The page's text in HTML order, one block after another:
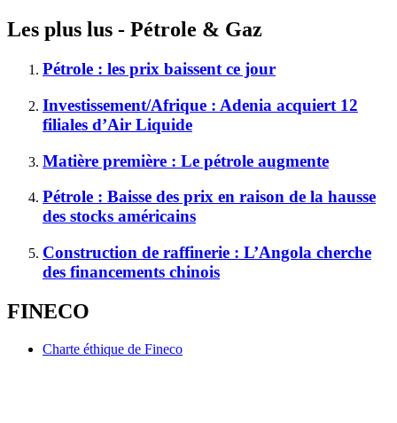
Les plus lus - Pétrole & Gaz
Pétrole : les prix baissent ce jour
Investissement/Afrique : Adenia acquiert 12
filiales d’Air Liquide
Matière première : Le pétrole augmente
Pétrole : Baisse des prix en raison de la hausse
des stocks américains
Construction de raffinerie : L’Angola cherche
des financements chinois
FINECO
Charte éthique de Fineco